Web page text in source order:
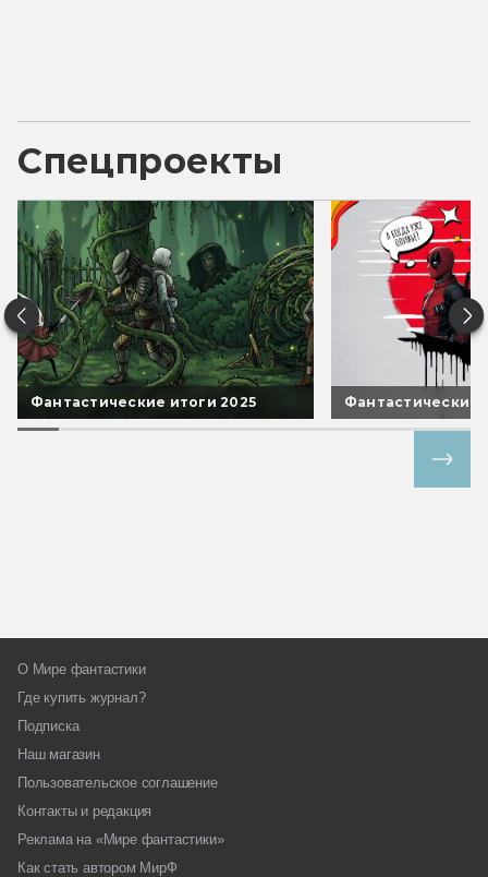
Спецпроекты
Фантастические итоги 2025 Фантастические
О Мире фантастики
Где купить журнал?
Подписка
Наш магазин
Пользовательское соглашение
Контакты и редакция
Реклама на «Мире фантастики»
Как стать автором МирФ